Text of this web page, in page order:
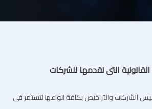
التى نقدمها للشركات
الشركات والتراخيص بكافة انواعها لتستمر فى